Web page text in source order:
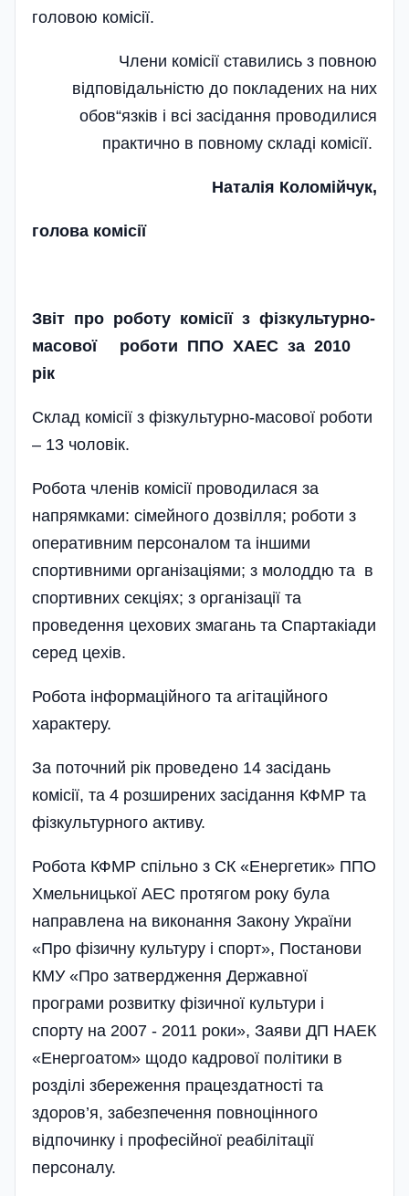
головою комісії.
Члени комісії ставились з повною
відповідальні­стю до покладених на них
обов“язків і всі засідання проводилися
практично в повному складі комісії.
Наталія Коломійчук,
голова комісії
Звіт про роботу комісії з фізкультурно-
масової роботи ППО ХАЕС за 2010
рік
Склад комісії з фізкультурно-масової роботи
– 13 чоловік.
Робота членів комісії проводилася за
напрямками: сімейного дозвілля; роботи з
оперативним персоналом та іншими
спортивними організаціями; з молоддю та в
спортивних секціях; з організації та
проведення цехових змагань та Спартакіади
серед цехів.
Робота інформаційного та агітаційного
характеру.
За поточний рік проведено 14 засідань
комісії, та 4 розширених засідання КФМР та
фізкультурного активу.
Робота КФМР спільно з СК «Енергетик» ППО
Хмельницької АЕС протягом року була
направлена на виконання Закону України
«Про фізичну культуру і спорт», Постанови
КМУ «Про затвердження Державної
програми розвитку фізичної культури і
спорту на 2007 - 2011 роки», Заяви ДП НАЕК
«Енергоатом» щодо кадрової політики в
розділі збереження працездатності та
здоров’я, забезпечення повноцінного
відпочинку і професі­йної реабілітації
персоналу.